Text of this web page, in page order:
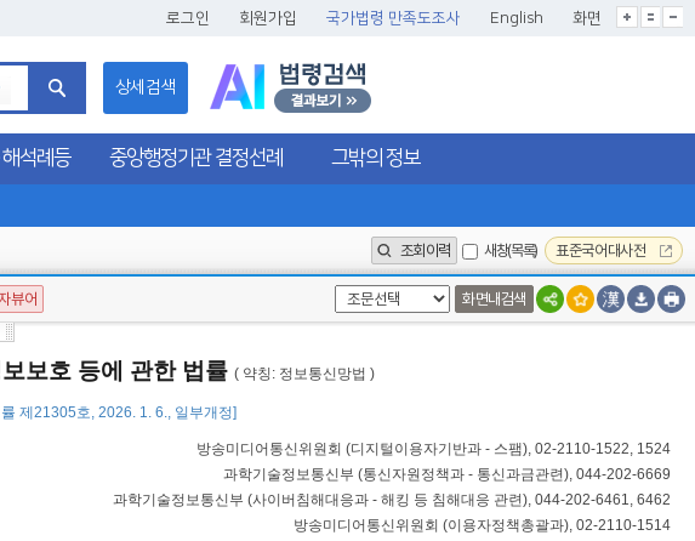
로그인 회원가입 국가법령 만족도조사 English 화면
글씨크기확대
글씨크기확대초기화
글씨크기축소
상세검색
해석례등 중앙행정기관 결정선례 그밖의 정보
조회이력 새창(목록) 표준국어대사전
뷰어 화면내검색
보호 등에 관한 법률 ( 약칭: 정보통신망법 )
제21305호, 2026. 1. 6., 일부개정]
방송미디어통신위원회 (디지털이용자기반과 - 스팸), 02-2110-1522, 1524
과학기술정보통신부 (통신자원정책과 - 통신과금관련), 044-202-6669
과학기술정보통신부 (사이버침해대응과 - 해킹 등 침해대응 관련), 044-202-6461, 6462
방송미디어통신위원회 (이용자정책총괄과), 02-2110-1514